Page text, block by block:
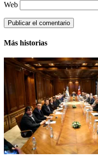
Web
Más historias